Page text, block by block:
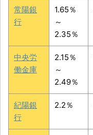
常陽銀
行
1.65％
～
2.35％
中央労
働金庫
2.15％
～
2.49％
紀陽銀
行
2.2％